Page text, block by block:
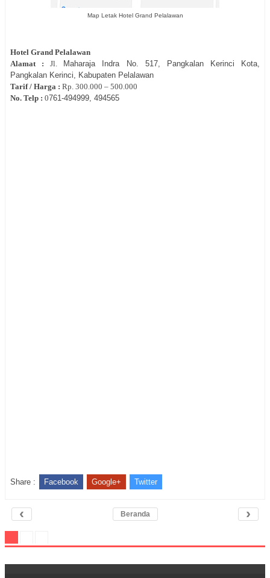
Map Letak Hotel Grand Pelalawan
Hotel Grand Pelalawan
Alamat :
Jl.
Maharaja Indra No. 517, Pangkalan Kerinci Kota,
Pangkalan Kerinci, Kabupaten Pelalawan
Tarif / Harga : Rp. 300.000 – 500.000
No. Telp : 0761-494999, 494565
Share : Facebook Google+ Twitter
‹ ›
Beranda